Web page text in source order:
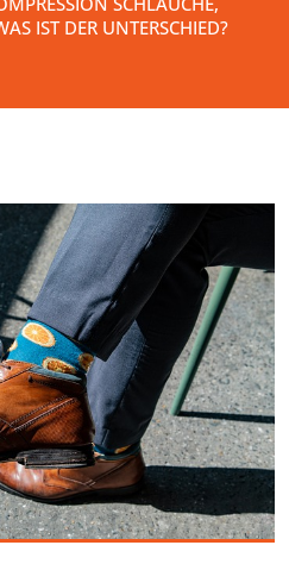
IST DER UNTERSCHIED?